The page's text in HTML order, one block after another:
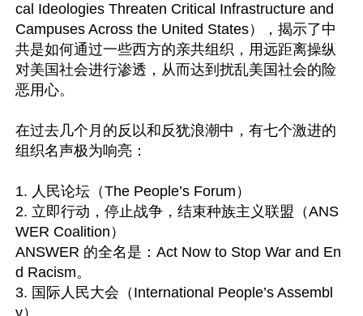
cal Ideologies Threaten Critical Infrastructure and
Campuses Across the United States），揭示了中
共是如何通过一些西方的亲共组织，用远距离操纵
对美国社会进行渗透，从而达到扰乱美国社会的险
恶用心。
在过去几个月的反以和反犹浪潮中，有七个激进的
组织名声极为响亮：
1. 人民论坛（The People’s Forum）
2. 立即行动，停止战争，结束种族主义联盟（ANS
WER Coalition）
ANSWER 的全名是：Act Now to Stop War and En
d Racism。
3. 国际人民大会（International People’s Assembl
y）